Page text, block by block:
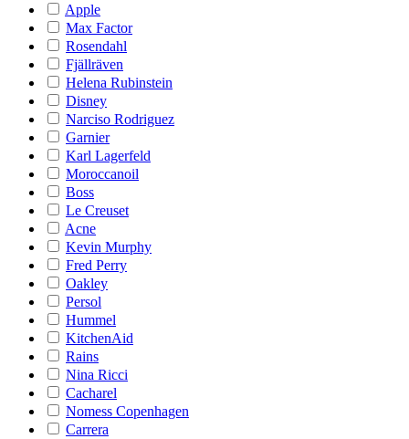
Apple
Max Factor
Rosendahl
Fjällräven
Helena Rubinstein
Disney
Narciso Rodriguez
Garnier
Karl Lagerfeld
Moroccanoil
Boss
Le Creuset
Acne
Kevin Murphy
Fred Perry
Oakley
Persol
Hummel
KitchenAid
Rains
Nina Ricci
Cacharel
Nomess Copenhagen
Carrera